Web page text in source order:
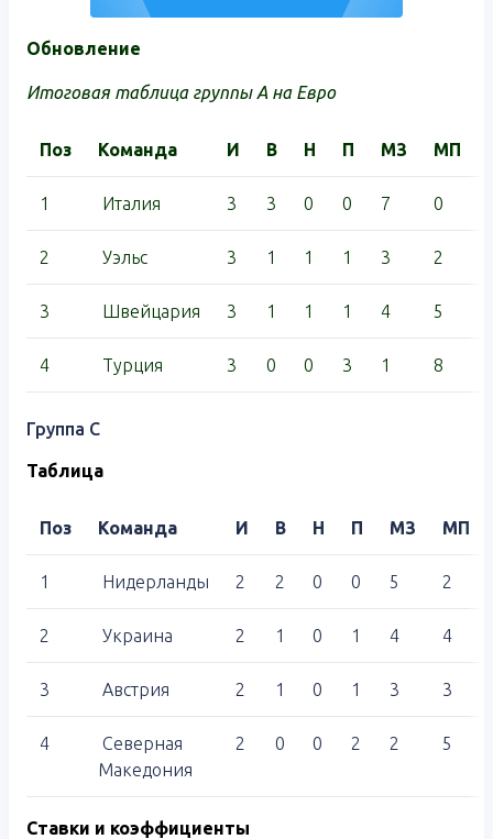
Обновление
Итоговая таблица группы A на Евро
Поз Команда И В Н П МЗ МП
1 Италия 3 3 0 0 7 0
2 Уэльс 3 1 1 1 3 2
3 Швейцария 3 1 1 1 4 5
4 Турция 3 0 0 3 1 8
Группа C
Таблица
Поз Команда И В Н П МЗ МП
1 Нидерланды 2 2 0 0 5 2
2 Украина 2 1 0 1 4 4
3 Австрия 2 1 0 1 3 3
4
Северная
Македония
2 0 0 2 2 5
Ставки и коэффициенты